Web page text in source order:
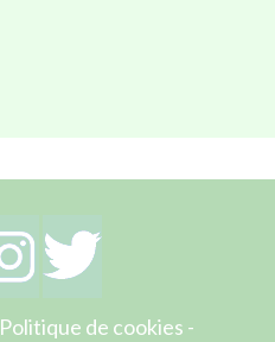
Politique de cookies -